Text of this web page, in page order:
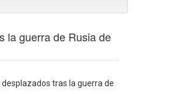
la guerra de Rusia de
tras la guerra de